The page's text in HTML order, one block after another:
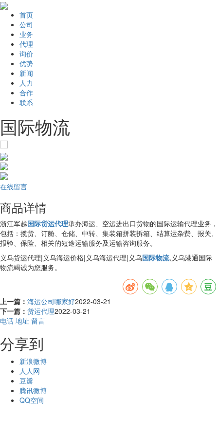
首页
公司
业务
代理
询价
优势
新闻
人力
合作
联系
国际物流
在线留言
商品详情
浙江军越国际货运代理承办海运、空运进出口货物的国际运输代理业务，
包括：揽货、订舱、仓储、中转、集装箱拼装拆箱、结算运杂费、报关、
报验、保险、相关的短途运输服务及运输咨询服务。
义乌货运代理|义乌海运价格|义乌海运代理|义乌国际物流,义乌港通国际
物流竭诚为您服务。
上一篇： 海运公司哪家好2022-03-21
下一篇： 货运代理2022-03-21
电话 地址 留言
分享到
新浪微博
人人网
豆瓣
腾讯微博
QQ空间